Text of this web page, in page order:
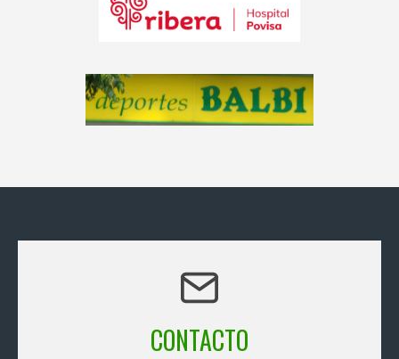
CONTACTO